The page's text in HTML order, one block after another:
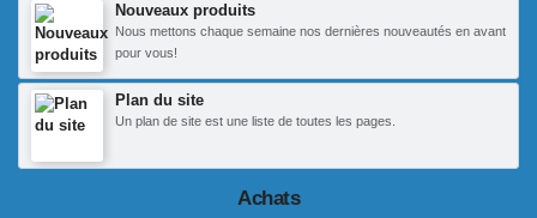
Nouveaux produits
Nous mettons chaque semaine nos dernières nouveautés en avant
pour vous!
Plan du site
Un plan de site est une liste de toutes les pages.
Achats